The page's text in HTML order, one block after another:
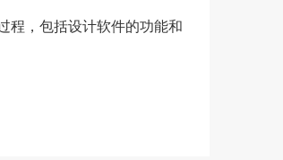
程，包括设计软件的功能和